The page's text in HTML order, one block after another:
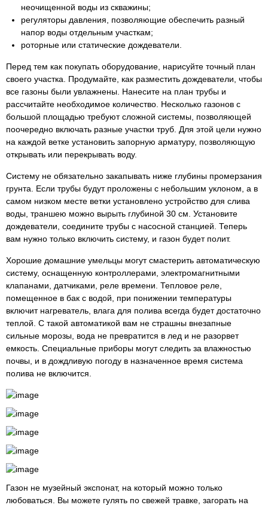
неочищенной воды из скважины;
регуляторы давления, позволяющие обеспечить разный
напор воды отдельным участкам;
роторные или статические дождеватели.
Перед тем как покупать оборудование, нарисуйте точный план
своего участка. Продумайте, как разместить дождеватели, чтобы
все газоны были увлажнены. Нанесите на план трубы и
рассчитайте необходимое количество. Несколько газонов с
большой площадью требуют сложной системы, позволяющей
поочередно включать разные участки труб. Для этой цели нужно
на каждой ветке установить запорную арматуру, позволяющую
открывать или перекрывать воду.
Систему не обязательно закапывать ниже глубины промерзания
грунта. Если трубы будут проложены с небольшим уклоном, а в
самом низком месте ветки установлено устройство для слива
воды, траншею можно вырыть глубиной 30 см. Установите
дождеватели, соедините трубы с насосной станцией. Теперь
вам нужно только включить систему, и газон будет полит.
Хорошие домашние умельцы могут смастерить автоматическую
систему, оснащенную контроллерами, электромагнитными
клапанами, датчиками, реле времени. Тепловое реле,
помещенное в бак с водой, при понижении температуры
включит нагреватель, влага для полива всегда будет достаточно
теплой. С такой автоматикой вам не страшны внезапные
сильные морозы, вода не превратится в лед и не разорвет
емкость. Специальные приборы могут следить за влажностью
почвы, и в дождливую погоду в назначенное время система
полива не включится.
Газон не музейный экспонат, на который можно только
любоваться. Вы можете гулять по свежей травке, загорать на